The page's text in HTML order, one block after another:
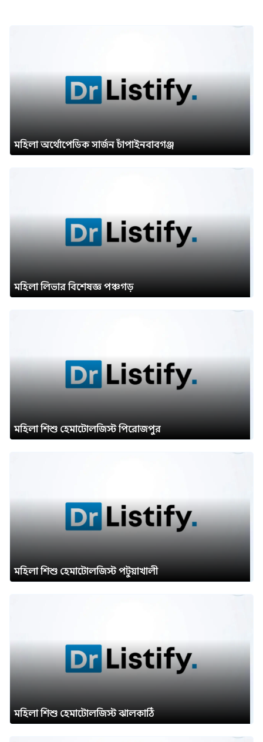
মহিলা অর্থোপেডিক সার্জন চাঁপাইনবাবগঞ্জ
মহিলা লিভার বিশেষজ্ঞ পঞ্চগড়
মহিলা শিশু হেমাটোলজিস্ট পিরোজপুর
মহিলা শিশু হেমাটোলজিস্ট পটুয়াখালী
মহিলা শিশু হেমাটোলজিস্ট ঝালকাঠি